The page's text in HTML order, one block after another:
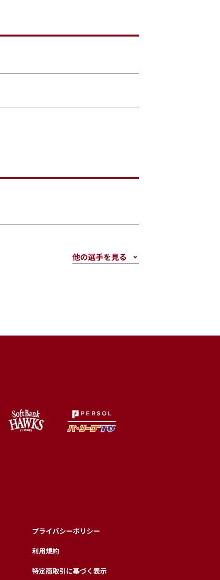
プライバシーポリシー
利用規約
特定商取引に基づく表示